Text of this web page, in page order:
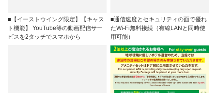
■【イーストウイング限定】【キャス
ト機能】 YouTube等の動画配信サー
ビスを2タッチでスマホから
■通信速度とセキュリティの面で優れ
たWi-Fi無料接続（有線LANと同時使
用可能）